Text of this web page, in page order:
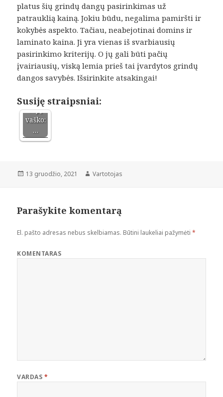
platus šių grindų dangų pasirinkimas už
patrauklią kainą. Jokiu būdu, negalima pamiršti ir
kokybės aspekto. Tačiau, neabejotinai domins ir
laminato kaina. Ji yra vienas iš svarbiausių
pasirinkimo kriterijų. O jų gali būti pačių
įvairiausių, viską lemia prieš tai įvardytos grindų
dangos savybės. Išsirinkite atsakingai!
Susiję straipsniai:
Rankų
darbo
kvepi
ančios
s iš
sojų
vaško:
…
Paskelbta
13 gruodžio, 2021 Autorius
Vartotojas
Parašykite komentarą
El. pašto adresas nebus skelbiamas. Būtini laukeliai pažymėti*
KOMENTARAS
VARDAS *